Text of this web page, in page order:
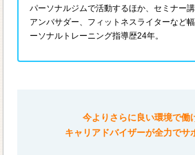
パーソナルジムで活動するほか、セミナー
アンバサダー、フィットネスライターなど
ーソナルトレーニング指導歴24年。
今よりさらに良い環境で働
キャリアドバイザーが全力でサ